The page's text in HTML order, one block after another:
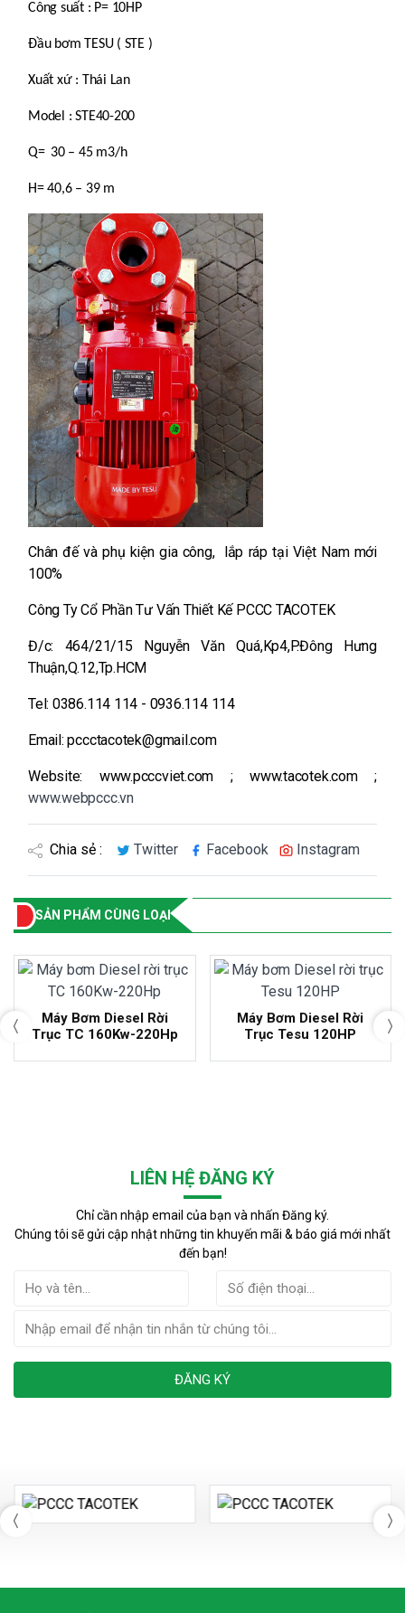
Công suất : P= 10HP
Đầu bơm TESU ( STE )
Xuất xứ : Thái Lan
Model :STE40-200
Q= 30 – 45 m3/h
H=40,6 – 39 m
Chân đế và phụ kiện gia công, lắp ráp tại Việt Nam mới
100%
Công Ty Cổ Phần Tư Vấn Thiết Kế PCCC TACOTEK
Đ/c: 464/21/15 Nguyễn Văn Quá,Kp4,P.Đông Hưng
Thuận,Q.12,Tp.HCM
Tel: 0386.114 114 - 0936.114 114
Email: pccctacotek@gmail.com
Website: www.pcccviet.com ; www.tacotek.com ;
www.webpccc.vn
Chia sẻ : Twitter Facebook Instagram
SẢN PHẨM CÙNG LOẠI
Máy Bơm Diesel Rời
Trục TC 160Kw-220Hp
Máy Bơm Diesel Rời
Trục Tesu 120HP
LIÊN HỆ ĐĂNG KÝ
Chỉ cần nhập email của bạn và nhấn Đăng ký.
Chúng tôi sẽ gửi cập nhật những tin khuyến mãi & báo giá mới nhất
đến bạn!
ĐĂNG KÝ